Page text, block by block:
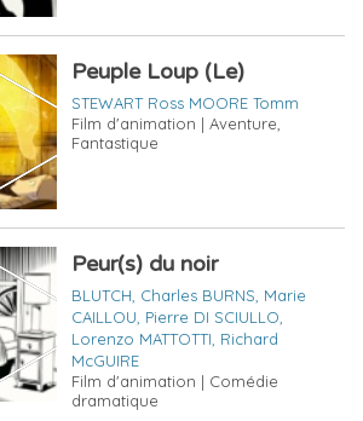
Peuple Loup (Le)
STEWART Ross MOORE Tomm
Film d'animation | Aventure,
Fantastique
Peur(s) du noir
BLUTCH, Charles BURNS, Marie
CAILLOU, Pierre DI SCIULLO,
Lorenzo MATTOTTI, Richard
McGUIRE
Film d'animation | Comédie
dramatique